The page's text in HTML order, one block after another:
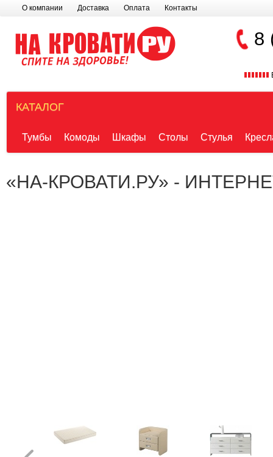
О компании Доставка Оплата Контакты
8
КАТАЛОГ
Тумбы Комоды Шкафы Столы Стулья
«НА-КРОВАТИ.РУ» -